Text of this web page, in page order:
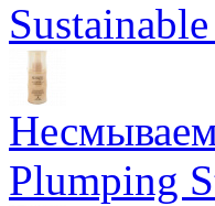
Plumping